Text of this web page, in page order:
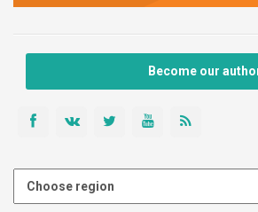
Become our